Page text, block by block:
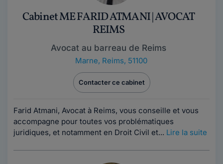
Cabinet ME FARID ATMANI | AVOCAT
REIMS
Avocat au barreau de Reims
Marne, Reims, 51100
Contacter ce cabinet
Farid Atmani, Avocat à Reims, vous conseille et vous
accompagne pour toutes vos problématiques
juridiques, et notamment en Droit Civil et... Lire la suite